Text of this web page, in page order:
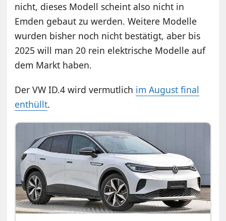
nicht, dieses Modell scheint also nicht in
Emden gebaut zu werden. Weitere Modelle
wurden bisher noch nicht bestätigt, aber bis
2025 will man 20 rein elektrische Modelle auf
dem Markt haben.
Der VW ID.4 wird vermutlich im August final
enthüllt.